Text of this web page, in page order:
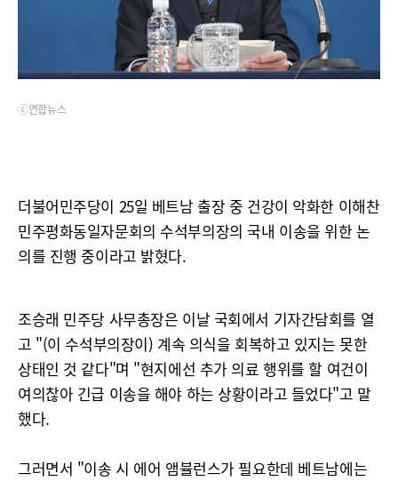
ⓒ연합뉴스
더불어민주당이 25일 베트남 출장 중 건강이 악화한 이해찬
민주평화동일자문회의 수석부의장의 국내 이송을 위한 논
의를 진행 중이라고 밝혔다.
조승래 민주당 사무총장은 이날 국회에서 기자간담회를 열
고 "(이 수석부의장이) 계속 의식을 회복하고 있지는 못한
상태인 것 같다"며 "현지에선 추가 의료 행위를 할 여건이
여의찮아 긴급 이송을 해야 하는 상황이라고 들었다"고 말
했다.
그러면서 "이송 시 에어 앰뷸런스가 필요한데 베트남에는